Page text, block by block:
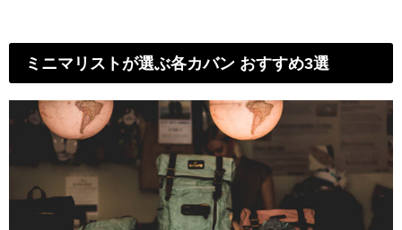
ミニマリストが選ぶ各カバン おすすめ3選